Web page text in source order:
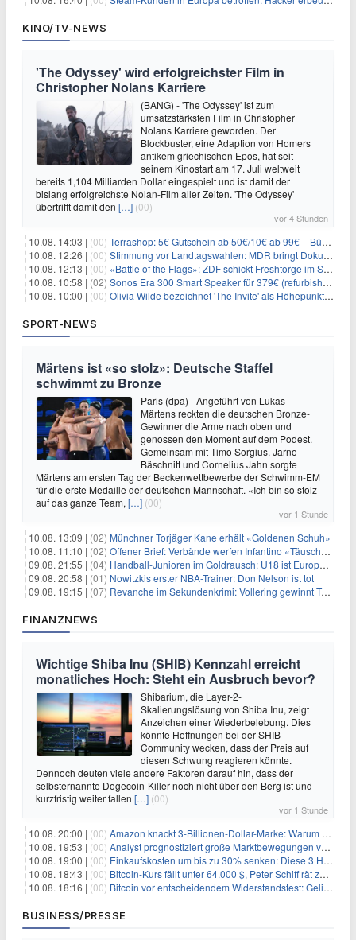
KINO/TV-NEWS
'The Odyssey' wird erfolgreichster Film in
Christopher Nolans Karriere
(BANG) - 'The Odyssey' ist zum
umsatzstärksten Film in Christopher
Nolans Karriere geworden. Der
Blockbuster, eine Adaption von Homers
antikem griechischen Epos, hat seit
seinem Kinostart am 17. Juli weltweit
bereits 1,104 Milliarden Dollar eingespielt und ist damit der
bislang erfolgreichste Nolan-Film aller Zeiten. 'The Odyssey'
übertrifft damit den […] (00)
vor 4 Stunden
10.08. 14:03 | (00) Terrashop: 5€ Gutschein ab 50€/10€ ab 99€ – Bücher & Co ab 99 Cent
10.08. 12:26 | (00) Stimmung vor Landtagswahlen: MDR bringt Doku «Wut. Hüben wie drüben»
10.08. 12:13 | (00) «Battle of the Flags»: ZDF schickt Freshtorge im September On Air
10.08. 10:58 | (02) Sonos Era 300 Smart Speaker für 379€ (refurbished 309€) – Dolby Atmos, BT/WLAN, 3D-Audio, schwarz od. weiß
10.08. 10:00 | (00) Olivia Wilde bezeichnet 'The Invite' als Höhepunkt ihrer Karriere
SPORT-NEWS
Märtens ist «so stolz»: Deutsche Staffel
schwimmt zu Bronze
Paris (dpa) - Angeführt von Lukas
Märtens reckten die deutschen Bronze-
Gewinner die Arme nach oben und
genossen den Moment auf dem Podest.
Gemeinsam mit Timo Sorgius, Jarno
Bäschnitt und Cornelius Jahn sorgte
Märtens am ersten Tag der Beckenwettbewerbe der Schwimm-EM
für die erste Medaille der deutschen Mannschaft. «Ich bin so stolz
auf das ganze Team, […] (00)
vor 1 Stunde
10.08. 13:09 | (02) Münchner Torjäger Kane erhält «Goldenen Schuh»
10.08. 11:10 | (02) Offener Brief: Verbände werfen Infantino «Täuschung» vor
09.08. 21:55 | (04) Handball-Junioren im Goldrausch: U18 ist Europameister
09.08. 20:58 | (01) Nowitzkis erster NBA-Trainer: Don Nelson ist tot
09.08. 19:15 | (07) Revanche im Sekundenkrimi: Vollering gewinnt Tour
FINANZNEWS
Wichtige Shiba Inu (SHIB) Kennzahl erreicht
monatliches Hoch: Steht ein Ausbruch bevor?
Shibarium, die Layer-2-
Skalierungslösung von Shiba Inu, zeigt
Anzeichen einer Wiederbelebung. Dies
könnte Hoffnungen bei der SHIB-
Community wecken, dass der Preis auf
diesen Schwung reagieren könnte.
Dennoch deuten viele andere Faktoren darauf hin, dass der
selbsternannte Dogecoin-Killer noch nicht über den Berg ist und
kurzfristig weiter fallen […] (00)
vor 1 Stunde
10.08. 20:00 | (00) Amazon knackt 3-Billionen-Dollar-Marke: Warum Anleger jetzt nachkaufen
10.08. 19:53 | (00) Analyst prognostiziert große Marktbewegungen vor Q4 in ruhigem Kryptomarkt
10.08. 19:00 | (00) Einkaufskosten um bis zu 30% senken: Diese 3 Hebel funktionieren wirklich
10.08. 18:43 | (00) Bitcoin-Kurs fällt unter 64.000 $, Peter Schiff rät zum Verkauf
10.08. 18:16 | (00) Bitcoin vor entscheidendem Widerstandstest: Gelingt der Durchbruch?
BUSINESS/PRESSE